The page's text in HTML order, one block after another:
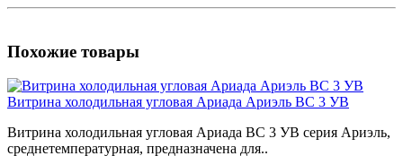
Похожие товары
Витрина холодильная угловая Ариада Ариэль ВС 3 УВ
Витрина холодильная угловая Ариада ВС 3 УВ серия Ариэль,
среднетемпературная, предназначена для..